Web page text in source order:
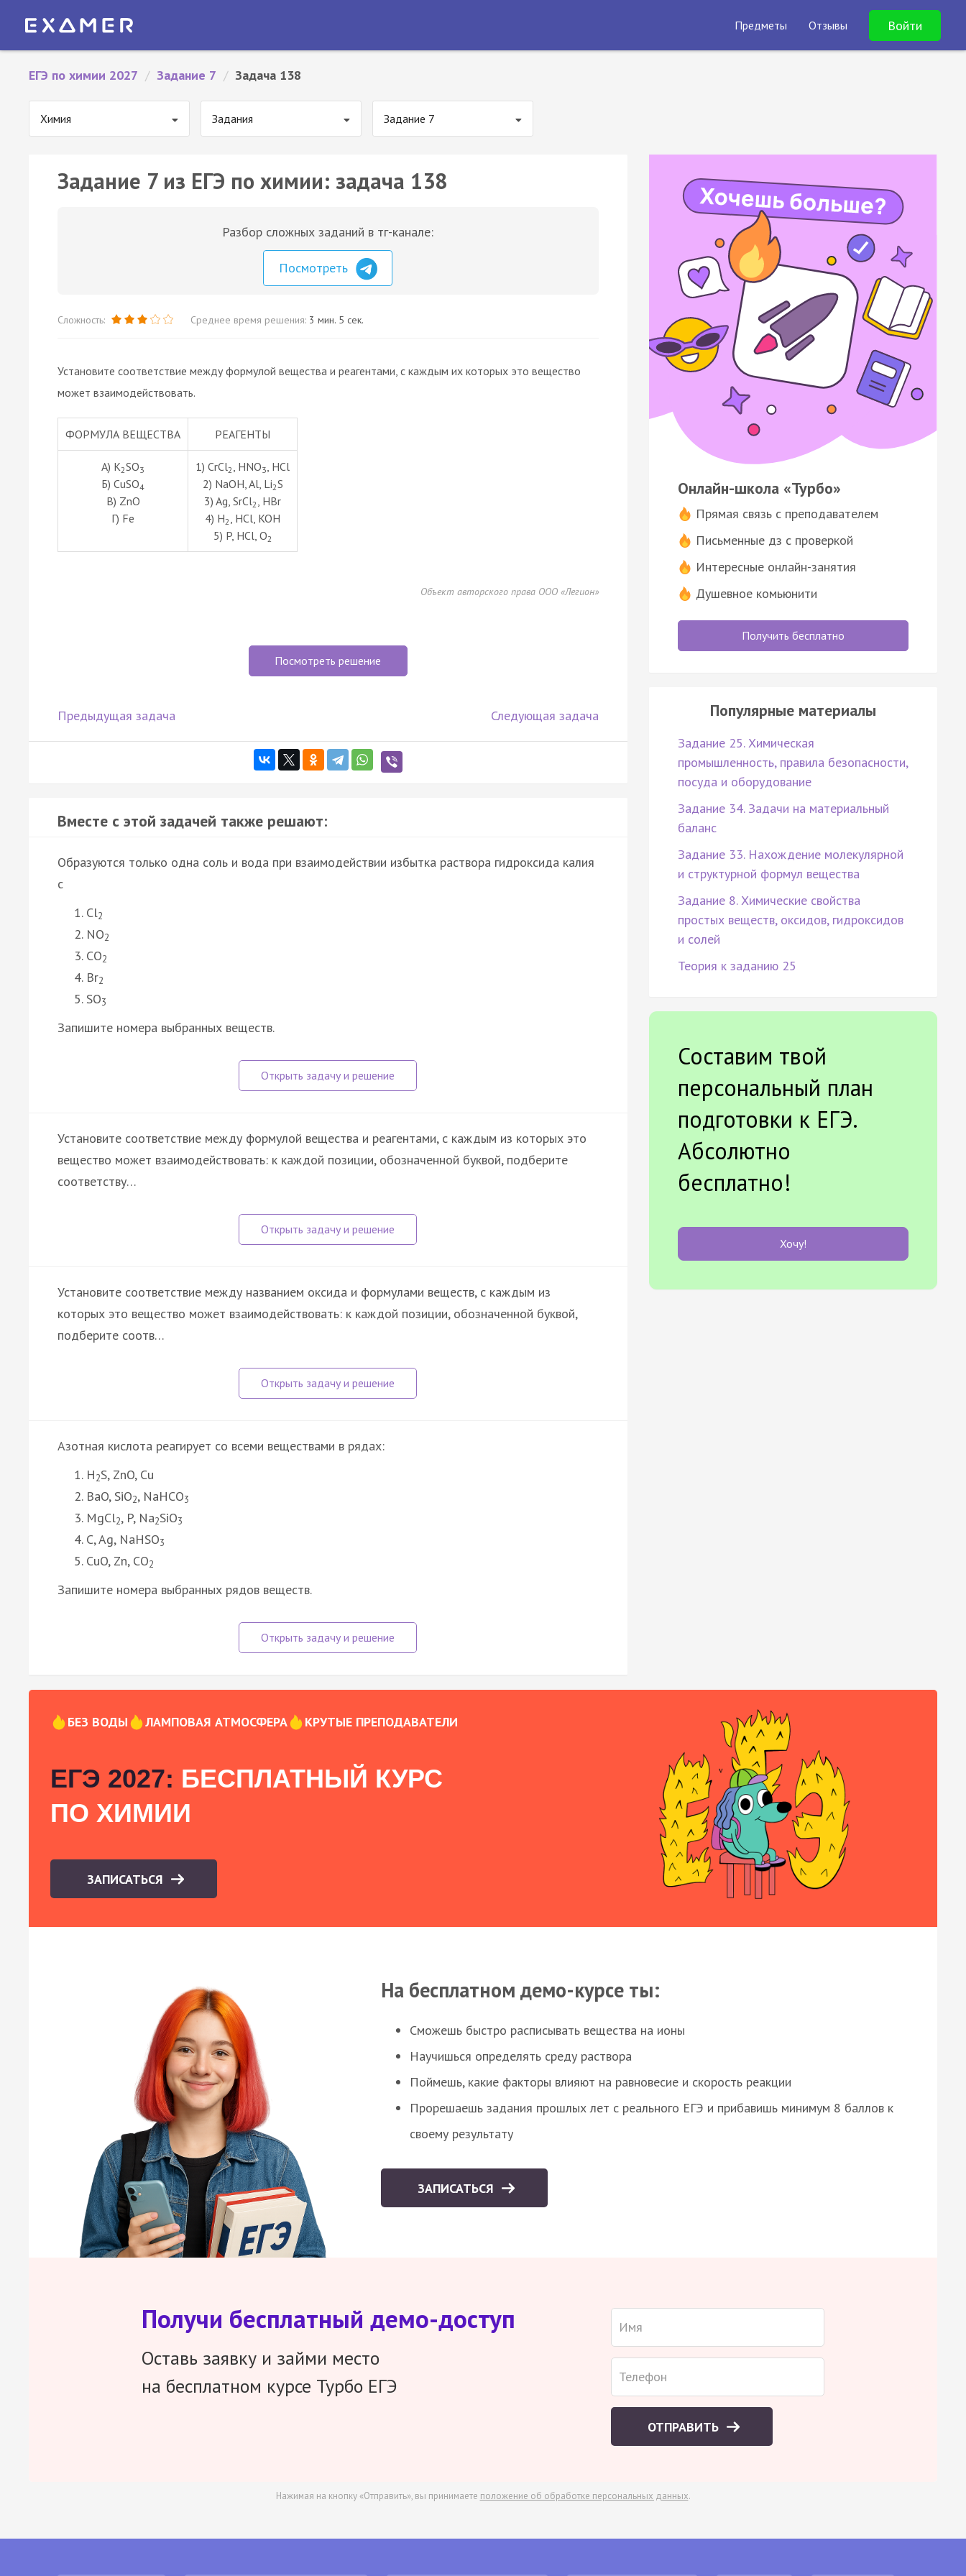
Предметы Отзывы Войти
ЕГЭ по химии 2027 / Задание 7 / Задача 138
Химия Задания Задание 7
Задание 7 из ЕГЭ по химии: задача 138
Разбор сложных заданий в тг-канале:
Посмотреть
Сложность: Среднее время решения: 3 мин. 5 сек.
Установите соответствие между формулой вещества и реагентами, с каждым их которых это вещество
может взаимодействовать.
ФОРМУЛА ВЕЩЕСТВА РЕАГЕНТЫ
А) K2SO3
Б) CuSO4
В) ZnO
Г) Fe
1) CrCl2 , HNO3 , HCl
2) NaOH, Al, Li2S
3) Ag, SrCl2
, HBr
4) H2
, HCl, KOH
5) P, HCl, O2
Объект авторского права ООО «Легион»
Посмотреть решение
Предыдущая задача Следующая задача
Вместе с этой задачей также решают:
Образуются только одна соль и вода при взаимодействии избытка раствора гидроксида калия
с
Cl2
NO2
CO2
Br2
SO3
Запишите номера выбранных веществ.
Установите соответствие между формулой вещества и реагентами, с каждым из которых это
вещество может взаимодействовать: к каждой позиции, обозначенной буквой, подберите
соответству…
Установите соответствие между названием оксида и формулами веществ, с каждым из
которых это вещество может взаимодействовать: к каждой позиции, обозначенной буквой,
подберите соотв…
Азотная кислота реагирует со всеми веществами в рядах:
H2S, ZnO, Cu
BaO, SiO2, NaHCO3
MgCl2, P, Na2SiO3
C, Ag, NaHSO3
CuO, Zn, CO2
Запишите номера выбранных рядов веществ.
Онлайн-школа «Турбо»
Прямая связь с преподавателем
Письменные дз с проверкой
Интересные онлайн-занятия
Душевное комьюнити
Получить бесплатно
Популярные материалы
Задание 25. Химическая
промышленность, правила безопасности,
посуда и оборудование
Задание 34. Задачи на материальный
баланс
Задание 33. Нахождение молекулярной
и структурной формул вещества
Задание 8. Химические свойства
простых веществ, оксидов, гидроксидов
и солей
Теория к заданию 25
Составим твой
персональный план
подготовки к ЕГЭ.
Абсолютно
бесплатно!
Хочу!
БЕЗ ВОДЫ ЛАМПОВАЯ АТМОСФЕРА КРУТЫЕ ПРЕПОДАВАТЕЛИ
ЕГЭ 2027: БЕСПЛАТНЫЙ КУРС
ПО ХИМИИ
ЗАПИСАТЬСЯ
На бесплатном демо-курсе ты:
Сможешь быстро расписывать вещества на ионы
Научишься определять среду раствора
Поймешь, какие факторы влияют на равновесие и скорость реакции
Прорешаешь задания прошлых лет с реального ЕГЭ и прибавишь минимум 8 баллов к
своему результату
ЗАПИСАТЬСЯ
Получи бесплатный демо-доступ
Оставь заявку и займи место
на бесплатном курсе Турбо ЕГЭ
ОТПРАВИТЬ
Нажимая на кнопку «Отправить», вы принимаете положение об обработке персональных данных.